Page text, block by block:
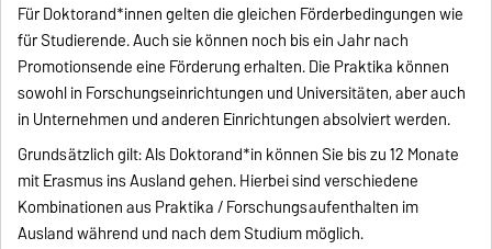
Für Doktorand*innen gelten die gleichen Förderbedingungen wie
für Studierende. Auch sie können noch bis ein Jahr nach
Promotionsende eine Förderung erhalten. Die Praktika können
sowohl in Forschungseinrichtungen und Universitäten, aber auch
in Unternehmen und anderen Einrichtungen absolviert werden.
Grundsätzlich gilt: Als Doktorand*in können Sie bis zu 12 Monate
mit Erasmus ins Ausland gehen. Hierbei sind verschiedene
Kombinationen aus Praktika / Forschungsaufenthalten im
Ausland während und nach dem Studium möglich.